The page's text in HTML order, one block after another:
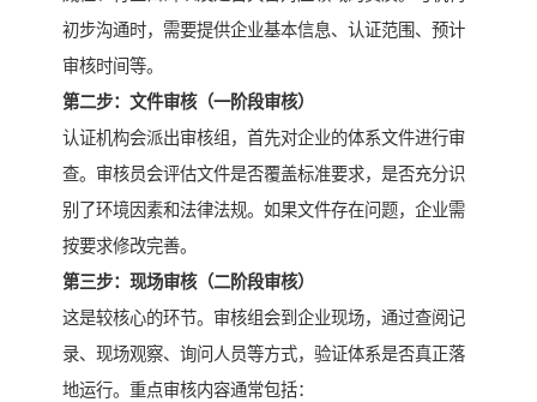
初步沟通时，需要提供企业基本信息、认证范围、预计
审核时间等。
第二步：文件审核（一阶段审核）
认证机构会派出审核组，首先对企业的体系文件进行审
查。审核员会评估文件是否覆盖标准要求，是否充分识
别了环境因素和法律法规。如果文件存在问题，企业需
按要求修改完善。
第三步：现场审核（二阶段审核）
这是较核心的环节。审核组会到企业现场，通过查阅记
录、现场观察、询问人员等方式，验证体系是否真正落
地运行。重点审核内容通常包括：